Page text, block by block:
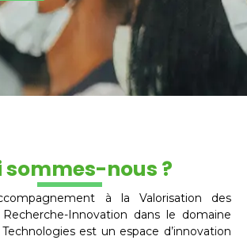
sommes-nous ?
à la Valorisation des
Innovation dans le domaine
est un espace d’innovation